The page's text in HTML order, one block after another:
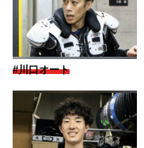
#川口オート